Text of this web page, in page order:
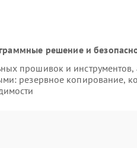
решение и
прошивок и инструментов,
резервное копирование,